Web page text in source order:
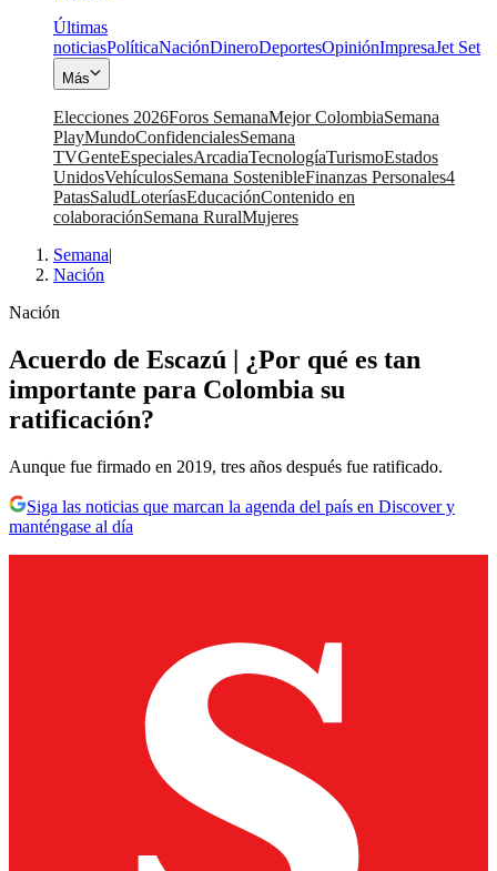
Últimas
noticiasPolíticaNaciónDineroDeportesOpiniónImpresaJet Set
Más
Elecciones 2026Foros SemanaMejor ColombiaSemana
PlayMundoConfidencialesSemana
TVGenteEspecialesArcadiaTecnologíaTurismoEstados
UnidosVehículosSemana SostenibleFinanzas Personales4
PatasSaludLoteríasEducaciónContenido en
colaboraciónSemana RuralMujeres
Semana|
Nación
Nación
Acuerdo de Escazú | ¿Por qué es tan
importante para Colombia su
ratificación?
Aunque fue firmado en 2019, tres años después fue ratificado.
Siga las noticias que marcan la agenda del país en Discover y
manténgase al día